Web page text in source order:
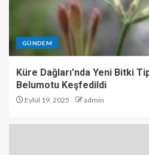
GÜNDEM
Küre Dağları’nda Yeni Bitki
Belumotu Keşfedildi
Eylül 19, 2025 admin